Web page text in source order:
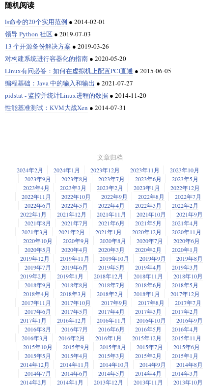
随机阅读
ls命令的20个实用范例 ● 2014-02-01
领导 Python 社区 ● 2019-07-03
13 个开源备份解决方案 ● 2019-03-26
对构建系统进行容器化的指南 ● 2020-05-20
Linux有问必答：如何在虚拟机上配置PCI直通 ● 2015-06-05
编程基础：Java 中的输入和输出 ● 2021-07-27
pidstat - 监控并统计Linux进程的数据 ● 2014-11-20
性能基准测试：KVM大战Xen ● 2014-07-31
文章归档
2024年2月 2024年1月 2023年12月 2023年11月
2023年10月
2023年9月
2023年8月 2023年7月 2023年6月
2023年5月
2023年4月
2023年3月 2023年2月 2023年1月
2022年12月
2022年11月
2022年10月 2022年9月 2022年8月
2022年7月
2022年6月
2022年5月 2022年4月 2022年3月
2022年2月
2022年1月
2021年12月 2021年11月 2021年10月
2021年9月
2021年8月
2021年7月 2021年6月 2021年5月
2021年4月
2021年3月
2021年2月 2021年1月 2020年12月
2020年11月
2020年10月
2020年9月 2020年8月 2020年7月
2020年6月
2020年5月
2020年4月 2020年3月 2020年2月
2020年1月
2019年12月
2019年11月 2019年10月 2019年9月
2019年8月
2019年7月
2019年6月 2019年5月 2019年4月
2019年3月
2019年2月
2019年1月 2018年12月 2018年11月
2018年10月
2018年9月
2018年8月 2018年7月 2018年6月
2018年5月
2018年4月
2018年3月 2018年2月 2018年1月
2017年12月
2017年11月
2017年10月 2017年9月 2017年8月
2017年7月
2017年6月
2017年5月 2017年4月 2017年3月
2017年2月
2017年1月
2016年12月 2016年11月 2016年10月
2016年9月
2016年8月
2016年7月 2016年6月 2016年5月
2016年4月
2016年3月
2016年2月 2016年1月 2015年12月
2015年11月
2015年10月
2015年9月 2015年8月 2015年7月
2015年6月
2015年5月
2015年4月 2015年3月 2015年2月
2015年1月
2014年12月
2014年11月 2014年10月 2014年9月
2014年8月
2014年7月
2014年6月 2014年5月 2014年4月
2014年3月
2014年2月
2014年1月 2013年12月 2013年11月 2013年10月